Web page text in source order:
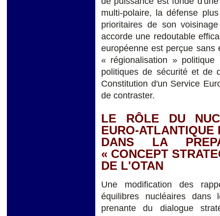
multi-polaire, la défense
prioritaires de son
accorde une redoutable
européenne est perçue sans
« régionalisation »
politiques de sécurité et de
Constitution d'un Service
de contraster.
LE RÔLE DU
EURO-ATLANTIQUE
DANS LA
« CONCEPT
DE L'OTAN
Une modification des
équilibres nucléaires
prenante du dialogue